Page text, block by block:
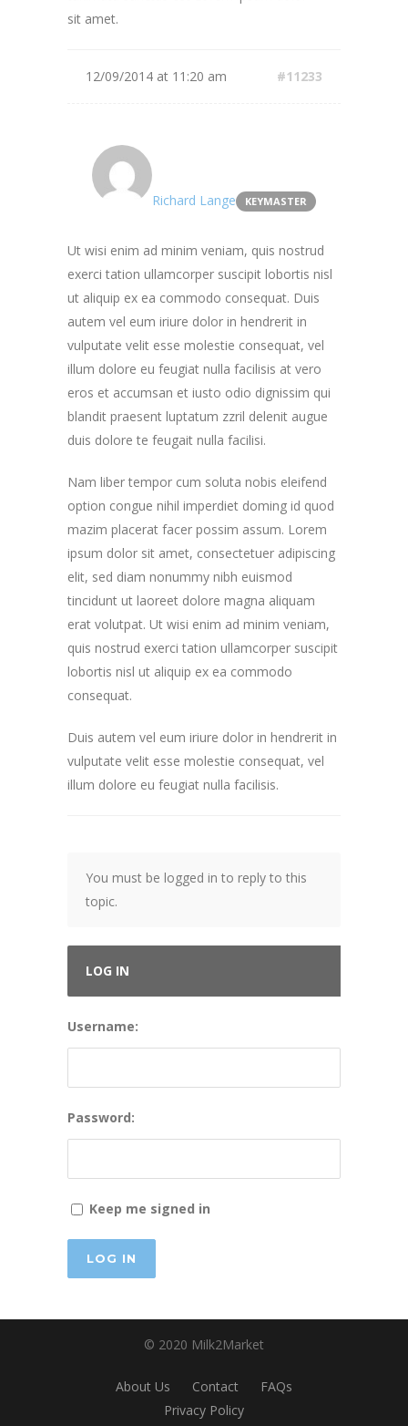
sit amet.
12/09/2014 at 11:20 am #11233
Richard Lange KEYMASTER
Ut wisi enim ad minim veniam, quis nostrud
exerci tation ullamcorper suscipit lobortis nisl
ut aliquip ex ea commodo consequat. Duis
autem vel eum iriure dolor in hendrerit in
vulputate velit esse molestie consequat, vel
illum dolore eu feugiat nulla facilisis at vero
eros et accumsan et iusto odio dignissim qui
blandit praesent luptatum zzril delenit augue
duis dolore te feugait nulla facilisi.
Nam liber tempor cum soluta nobis eleifend
option congue nihil imperdiet doming id quod
mazim placerat facer possim assum. Lorem
ipsum dolor sit amet, consectetuer adipiscing
elit, sed diam nonummy nibh euismod
tincidunt ut laoreet dolore magna aliquam
erat volutpat. Ut wisi enim ad minim veniam,
quis nostrud exerci tation ullamcorper suscipit
lobortis nisl ut aliquip ex ea commodo
consequat.
Duis autem vel eum iriure dolor in hendrerit in
vulputate velit esse molestie consequat, vel
illum dolore eu feugiat nulla facilisis.
You must be logged in to reply to this
topic.
LOG IN
Username:
Password:
Keep me signed in
LOG IN
© 2020 Milk2Market
About Us Contact
FAQs
Privacy Policy